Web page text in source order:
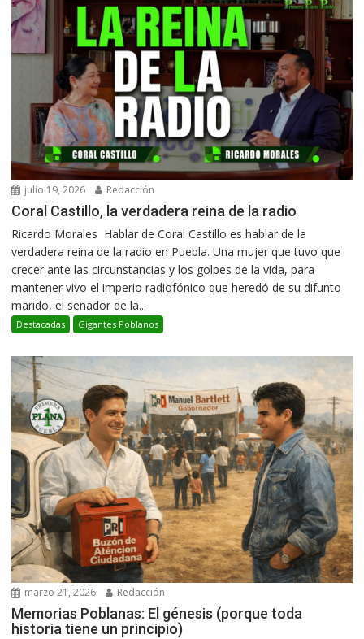
julio 19, 2026 Redacción
Coral Castillo, la verdadera reina de la radio
Ricardo Morales Hablar de Coral Castillo es hablar de la
verdadera reina de la radio en Puebla. Una mujer que tuvo que
crecer ante las circunstancias y los golpes de la vida, para
mantener vivo el imperio radiofónico que heredó de su difunto
marido, el senador de la...
Destacadas Gigantes Poblanos
marzo 21, 2026 Redacción
Memorias Poblanas: El génesis (porque toda
historia tiene un principio)